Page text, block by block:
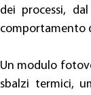
dei processi,
comportamento
Un modulo
sbalzi termici,